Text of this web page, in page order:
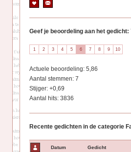
Geef je beoordeling aan het gedicht:
Actuele beoordeling: 5,86
Aantal stemmen: 7
Stijger: +0,69
Aantal hits: 3836
Recente gedichten in de categorie
Datum Gedicht